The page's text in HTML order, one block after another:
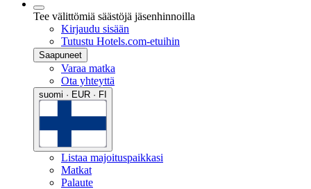
Tee välittömiä säästöjä jäsenhinnoilla
Kirjaudu sisään
Tutustu Hotels.com-etuihin
Saapuneet
Varaa matka
Ota yhteyttä
suomi · EUR · FI
Listaa majoituspaikkasi
Matkat
Palaute